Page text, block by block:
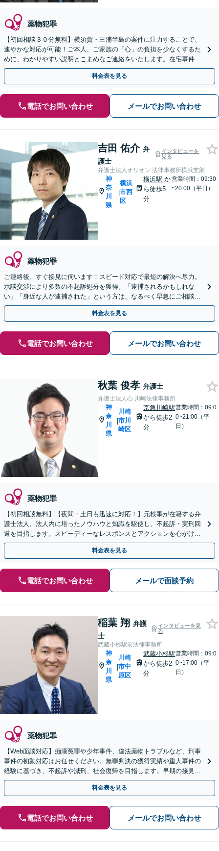
薬物犯罪
【初回相談３０分無料】横須賀・三浦半島の案件に注力することで、
速やかな対応が可能！ご本人、ご家族の「心」の負担を少なくするた
めに、わかりやすい説明とこまめなご連絡をいたします。在宅事件で
も「油断禁物」です【横須賀中央駅6分】
料金表を見る
電話でお問い合わせ メールでお問い合わせ
吉田 佑介 弁
護士
インタビューを
見る
弁護士法人オリオン 法律事務所横浜支部
神
奈
川
県
|
横浜
市西
区
横浜駅 か
ら徒歩5
分
営業時間：09:30
~20:00（平日）
薬物犯罪
ご連絡後、すぐ接見に伺います！スピード対応で最短の解決へ尽力。
示談交渉により多数の不起訴処分を獲得。「逮捕されるかもしれな
い」「身近な人が逮捕された」という方は、なるべく早急にご相談く
ださい【完全個室】【休日・夜間対応】【横浜駅8分】
料金表を見る
電話でお問い合わせ メールでお問い合わせ
秋葉 俊孝 弁護士
弁護士法人心 川崎法律事務所
神
奈
川
県
|
川崎
市川
崎区
京急川崎駅
から徒歩2
分
営業時間：09:0
0~21:00（平
日）
薬物犯罪
【初回相談無料】【夜間・土日も迅速に対応！】元検事が在籍する弁
護士法人。法人内に培ったノウハウと知識を駆使し、不起訴・実刑回
避を目指します。スピーディーなレスポンスとアクションを心がけ、
最善の解決を目指します【電話相談可】
料金表を見る
電話でお問い合わせ メールで面談予約
稲葉 翔 弁護
士
インタビューを見
る
武蔵小杉駅前法律事務所
神
奈
川
県
|
川崎
市中
原区
武蔵小杉駅
から徒歩2
分
営業時間：09:0
0~17:00（平
日）
薬物犯罪
【Web面談対応】痴漢冤罪や少年事件、違法薬物トラブルなど、刑事
事件の初動対応はお任せください。無罪判決の獲得実績や重大事件の
経験に基づき、不起訴や減刑、社会復帰を目指します。早期の接見が
運命を分けます。至急ご相談を。
料金表を見る
電話でお問い合わせ メールでお問い合わせ